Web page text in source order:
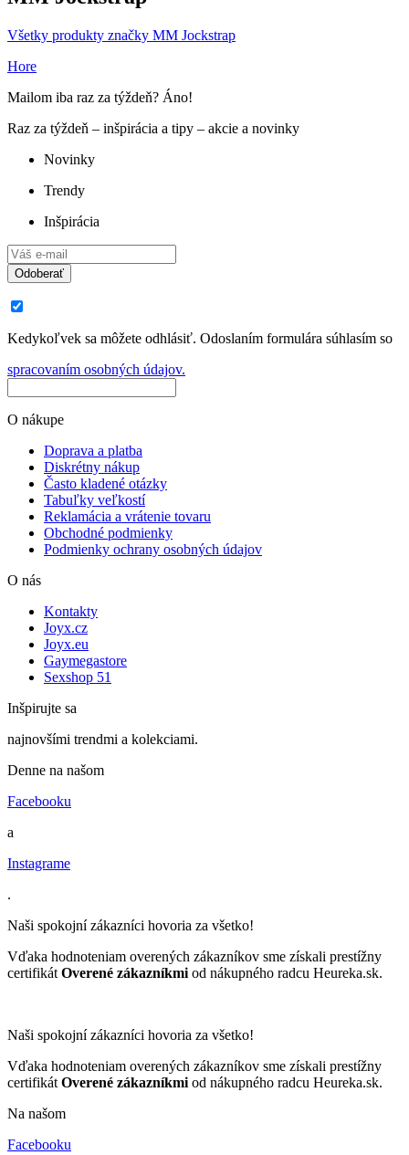
Všetky produkty značky MM Jockstrap
Hore
Mailom iba raz za týždeň? Áno!
Raz za týždeň – inšpirácia a tipy – akcie a novinky
Novinky
Trendy
Inšpirácia
Odoberať
Kedykoľvek sa môžete odhlásiť. Odoslaním formulára súhlasím so
spracovaním osobných údajov.
O nákupe
Doprava a platba
Diskrétny nákup
Často kladené otázky
Tabuľky veľkostí
Reklamácia a vrátenie tovaru
Obchodné podmienky
Podmienky ochrany osobných údajov
O nás
Kontakty
Joyx.cz
Joyx.eu
Gaymegastore
Sexshop 51
Inšpirujte sa
najnovšími trendmi a kolekciami.
Denne na našom
Facebooku
a
Instagrame
.
Naši spokojní zákazníci hovoria za všetko!
Vďaka hodnoteniam overených zákazníkov sme získali prestížny
certifikát Overené zákazníkmi od nákupného radcu Heureka.sk.
Naši spokojní zákazníci hovoria za všetko!
Vďaka hodnoteniam overených zákazníkov sme získali prestížny
certifikát Overené zákazníkmi od nákupného radcu Heureka.sk.
Na našom
Facebooku